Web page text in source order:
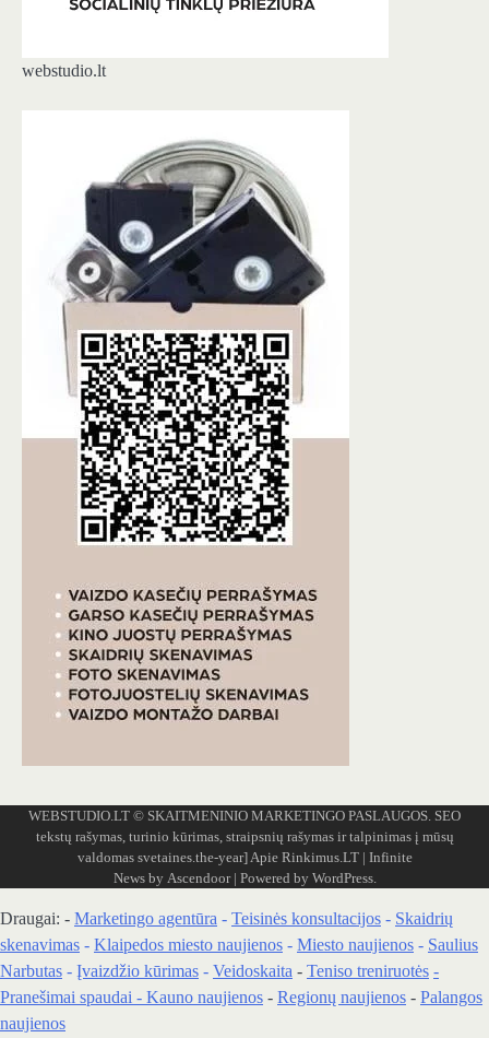
webstudio.lt
WEBSTUDIO.LT © SKAITMENINIO MARKETINGO PASLAUGOS. SEO
tekstų rašymas, turinio kūrimas, straipsnių rašymas ir talpinimas į mūsų
valdomas svetaines.the-year]Apie Rinkimus.LT| Infinite
News by Ascendoor| Powered by WordPress.
Draugai: - Marketingo agentūra - Teisinės konsultacijos - Skaidrių
skenavimas - Klaipedos miesto naujienos - Miesto naujienos - Saulius
Narbutas - Įvaizdžio kūrimas - Veidoskaita - Teniso treniruotės -
Pranešimai spaudai - Kauno naujienos - Regionų naujienos - Palangos
naujienos